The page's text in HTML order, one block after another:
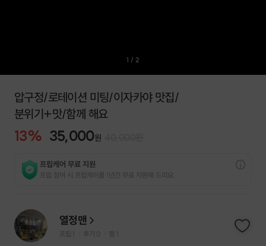
1 / 2
압구정/로테이션 미팅/이자카야 맛집/
분위기+맛/함께 해요
13% 35,000원
프립케어 무료 지원
프립 참여 시 프립케어를 1년간 무료 지원해 드리요.
열정맨
프립 후기 0 찜